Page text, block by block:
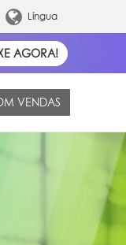
Língua
AGORA!
VENDAS